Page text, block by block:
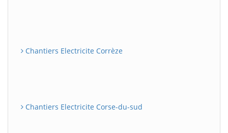
Chantiers Electricite Corrèze
Chantiers Electricite Corse-du-sud